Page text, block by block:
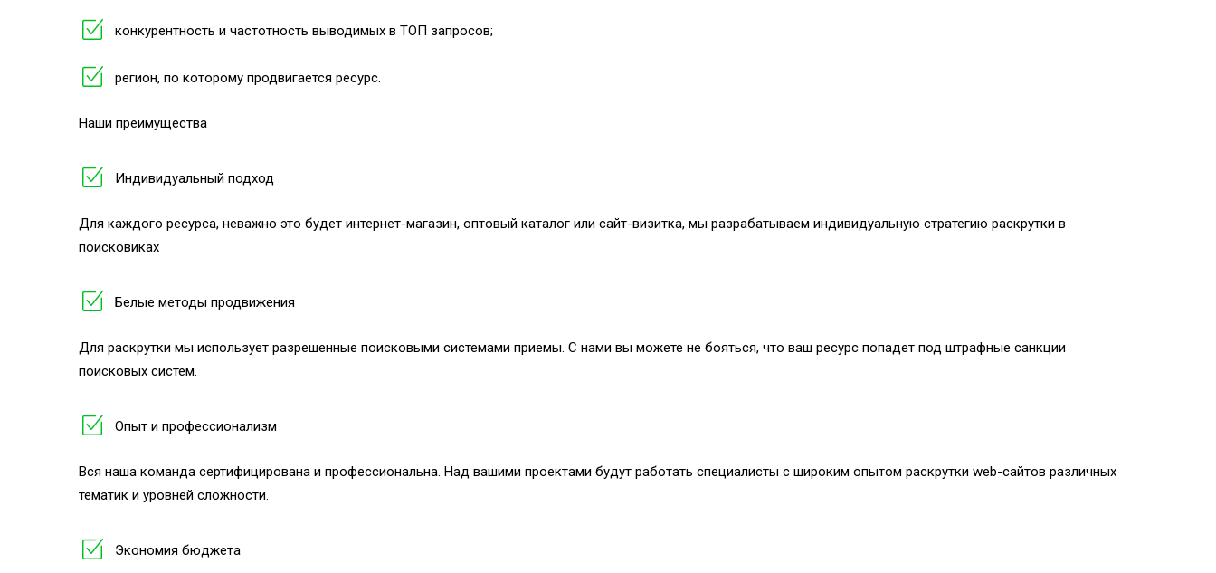
конкурентность и частотность выводимых в ТОП запросов;
регион, по которому продвигается ресурс.
Наши преимущества
Индивидуальный подход
Для каждого ресурса, неважно это будет интернет-магазин, оптовый каталог или сайт-визитка, мы разрабатываем индивидуальную стратегию раскрутки в
поисковиках
Белые методы продвижения
Для раскрутки мы использует разрешенные поисковыми системами приемы. С нами вы можете не бояться, что ваш ресурс попадет под штрафные санкции
поисковых систем.
Опыт и профессионализм
Вся наша команда сертифицирована и профессиональна. Над вашими проектами будут работать специалисты с широким опытом раскрутки web-сайтов различных
тематик и уровней сложности.
Экономия бюджета